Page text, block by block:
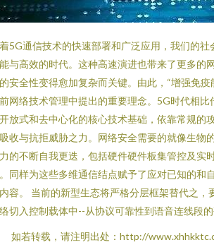
5G通信技术的快速部署和广泛应用，我们的
与高效的时代。这种高速演进也带来了更多的
安全性变得愈加复杂而关键。由此，“增强免
网络技术管理中提出的重要理念。5G时代相
放式和去中心化的核心技术基础，依靠常规的
收与抗拒威胁之力。网络安全需要的就像生物
的不断自我更迭，包括硬件硬件板集管控及实
同样为这些多维通信结点赋予了应对已知的和
容。 当前的新型生态将严格分层框架替代之，
切入控制载体中--从协议可靠性到语音连线段
如若转载，请注明出处：http://